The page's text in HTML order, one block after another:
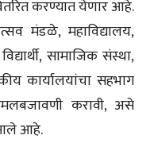
करण्यात येणार आहे.
मंडळे, महाविद्यालय,
सामाजिक संस्था,
कार्यालयांचा सहभाग
करावी, असे
आले आहे.